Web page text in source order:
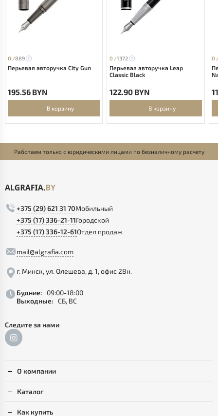
0 /889
Перьевая авторучка City Gun
195.56 BYN
В корзину
0 /1372
Перьевая авторучка Leap
Classic Black
122.90 BYN
В корзину
0
Работаем только с юридическими лицами по безналичному расчету
+375 (29) 621 31 70Мобильный
+375 (17) 336-21-11Городской
+375 (17) 336-12-61Отдел продаж
mail@algrafia.com
г. Минск, ул. Олешева, д. 1, офис 28н.
Будние:
09:00-18:00
Выходные: СБ, ВС
Следите за нами
О компании
Каталог
Как купить